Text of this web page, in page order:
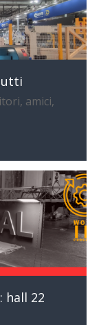
amici,
hall 22